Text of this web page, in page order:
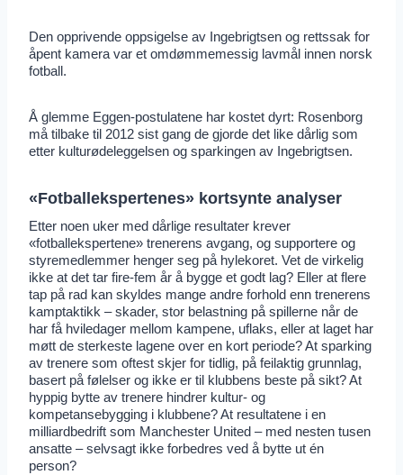
Den opprivende oppsigelse av Ingebrigtsen og rettssak for
åpent kamera var et omdømmemessig lavmål innen norsk
fotball.
Å glemme Eggen-postulatene har kostet dyrt: Rosenborg
må tilbake til 2012 sist gang de gjorde det like dårlig som
etter kulturødeleggelsen og sparkingen av Ingebrigtsen.
«Fotballekspertenes» kortsynte analyser
Etter noen uker med dårlige resultater krever
«fotballekspertene» trenerens avgang, og supportere og
styremedlemmer henger seg på hylekoret. Vet de virkelig
ikke at det tar fire-fem år å bygge et godt lag? Eller at flere
tap på rad kan skyldes mange andre forhold enn trenerens
kamptaktikk – skader, stor belastning på spillerne når de
har få hviledager mellom kampene, uflaks, eller at laget har
møtt de sterkeste lagene over en kort periode? At sparking
av trenere som oftest skjer for tidlig, på feilaktig grunnlag,
basert på følelser og ikke er til klubbens beste på sikt? At
hyppig bytte av trenere hindrer kultur- og
kompetansebygging i klubbene? At resultatene i en
milliardbedrift som Manchester United – med nesten tusen
ansatte – selvsagt ikke forbedres ved å bytte ut én
person?